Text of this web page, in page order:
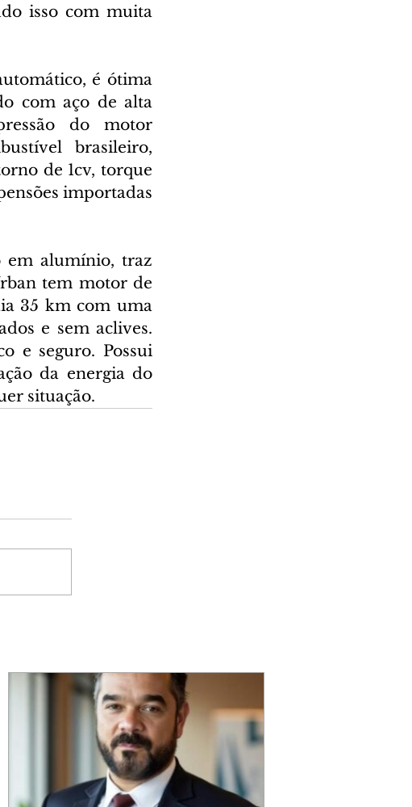
isso com muita
é ótima
com aço de alta
do motor
brasileiro,
de 1cv, torque
importadas
em alumínio, traz
tem motor de
35 km com uma
e sem aclives.
e seguro. Possui
da energia do
situação.